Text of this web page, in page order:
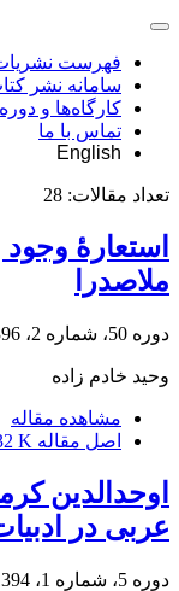
فهرست
سامانه نشر
کارگاه‌ها و
تماس با ما
English
تعداد مقالات: 28
استعارۀ
ملاصدرا
دوره 50، شماره 2، 1396، صفحه
وحید خادم زاده
مشاهده مقاله
اصل مقاله K
اوحدالدین
عربی در
دوره 5، شماره 1، 1394، صفحه